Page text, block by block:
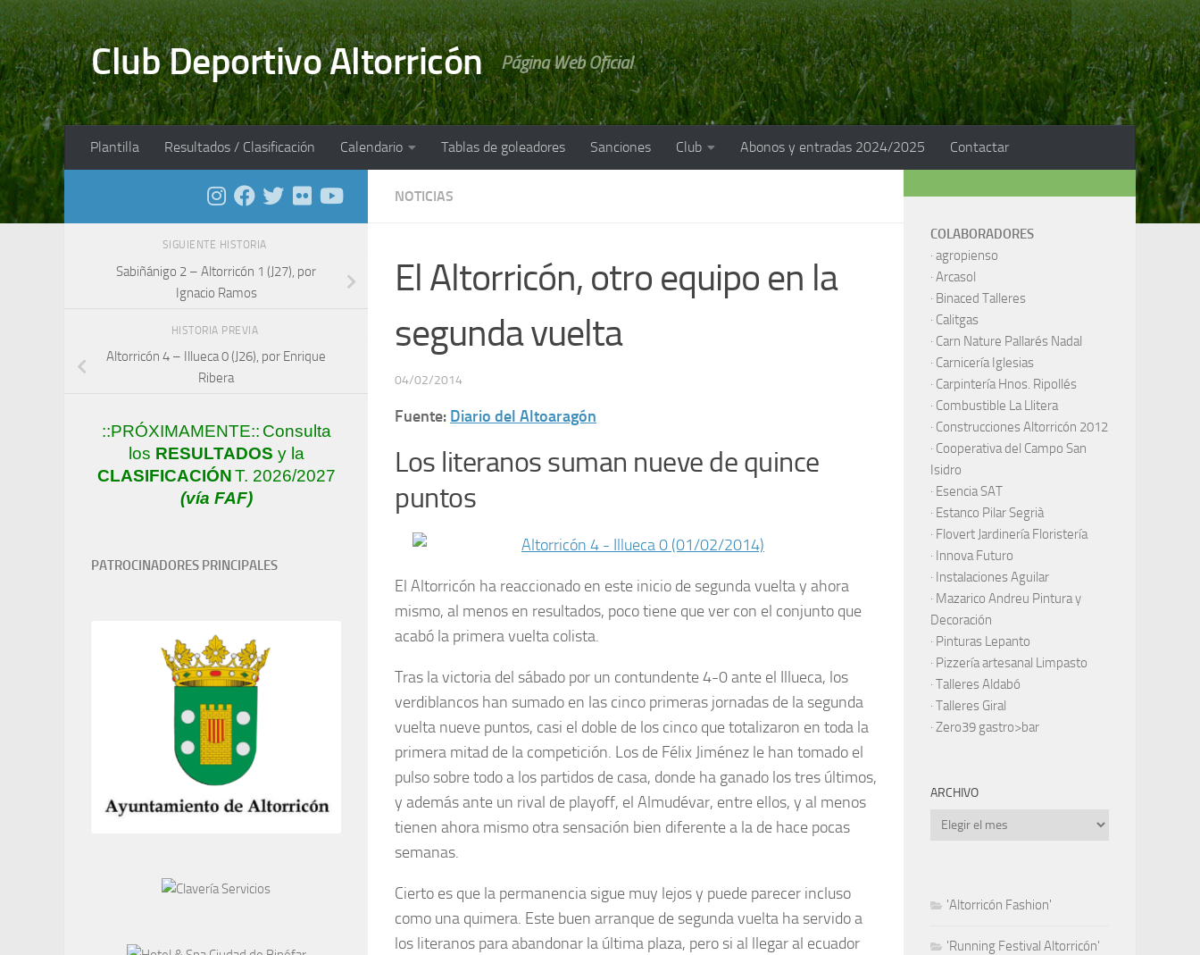
Saltar al contenido
Club Deportivo Altorricón Página Web Oficial
Plantilla Resultados / Clasificación Calendario Tablas de goleadores Sanciones Club Abonos y entradas 2024/2025 Contactar
NOTICIAS
El Altorricón, otro equipo en la
segunda vuelta
04/02/2014
Fuente: Diario del Altoaragón
Los literanos suman nueve de quince
puntos
El Altorricón ha reaccionado en este inicio de segunda vuelta y ahora
mismo, al menos en resultados, poco tiene que ver con el conjunto que
acabó la primera vuelta colista.
Tras la victoria del sábado por un contundente 4-0 ante el Illueca, los
verdiblancos han sumado en las cinco primeras jornadas de la segunda
vuelta nueve puntos, casi el doble de los cinco que totalizaron en toda la
primera mitad de la competición. Los de Félix Jiménez le han tomado el
pulso sobre todo a los partidos de casa, donde ha ganado los tres últimos,
y además ante un rival de playoff, el Almudévar, entre ellos, y al menos
tienen ahora mismo otra sensación bien diferente a la de hace pocas
semanas.
Cierto es que la permanencia sigue muy lejos y puede parecer incluso
como una quimera. Este buen arranque de segunda vuelta ha servido a
los literanos para abandonar la última plaza, pero si al llegar al ecuador
SIGUIENTE HISTORIA
Sabiñánigo 2 – Altorricón 1 (J27), por
Ignacio Ramos
HISTORIA PREVIA
Altorricón 4 – Illueca 0 (J26), por Enrique
Ribera
::PRÓXIMAMENTE:: Consulta
los RESULTADOS y la
CLASIFICACIÓNT. 2026/2027
(vía FAF)
PATROCINADORES PRINCIPALES
COLABORADORES
· agropienso
· Arcasol
· Binaced Talleres
· Calitgas
· Carn Nature Pallarés Nadal
· Carnicería Iglesias
· Carpintería Hnos. Ripollés
· Combustible La Llitera
· Construcciones Altorricón 2012
· Cooperativa del Campo San
Isidro
· Esencia SAT
· Estanco Pilar Segrià
· Flovert Jardinería Floristería
· Innova Futuro
· Instalaciones Aguilar
· Mazarico Andreu Pintura y
Decoración
· Pinturas Lepanto
· Pizzería artesanal Limpasto
· Talleres Aldabó
· Talleres Giral
· Zero39 gastro>bar
ARCHIVO
Archivo
'Altorricón Fashion'
'Running Festival Altorricón'